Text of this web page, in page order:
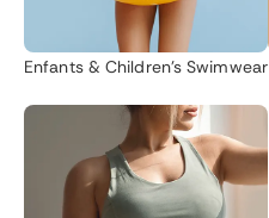
Enfants &Children's Swimwear